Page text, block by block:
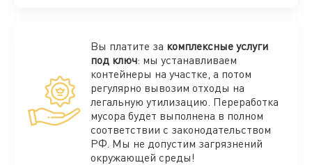
Вы платите за комплексные услуги
под ключ: мы устанавливаем
контейнеры на участке, а потом
регулярно вывозим отходы на
легальную утилизацию. Переработка
мусора будет выполнена в полном
соответствии с законодательством
РФ. Мы не допустим загрязнений
окружающей среды!